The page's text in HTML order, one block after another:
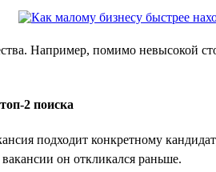
Например, помимо невысокой
2 поиска
подходит конкретному
он откликался раньше.